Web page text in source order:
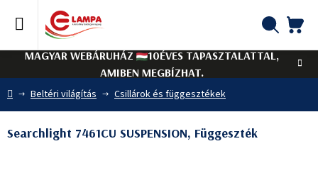
tartalomhoz
MAGYAR WEBÁRUHÁZ
10ÉVES TAPASZTALATTAL,
AMIBEN MEGBÍZHAT.
Kezdőlap
Beltéri világítás Csillárok és függesztékek
Searchlight 7461CU SUSPENSION, Függeszték